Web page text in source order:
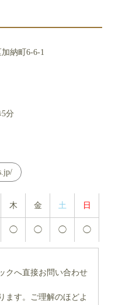
納町6-6-1
分
木 金 土 日
◯ ◯ ◯ ◯
クへ直接お問い合わせ
ます。ご理解のほどよ